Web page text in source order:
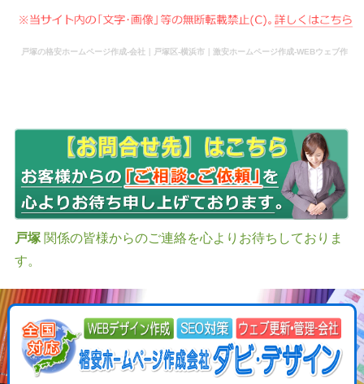
戸塚の格安ホームページ作成-会社｜戸塚区-横浜市｜激安ホームページ作成-WEBウェブ作
戸塚関係の皆様からのご連絡を心よりお待ちしておりま
す。